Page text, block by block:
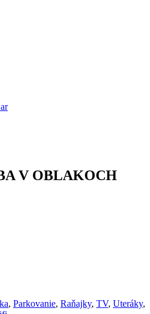
V OBLAKOCH
, Parkovanie, Raňajky, TV, Uteráky,